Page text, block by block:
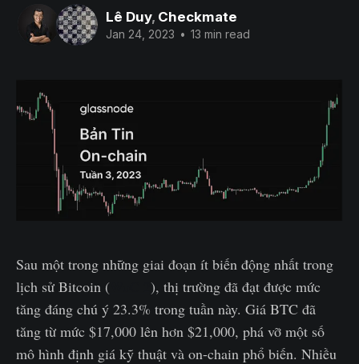
Lê Duy, Checkmate
Jan 24, 2023 • 13 min read
Sau một trong những giai đoạn ít biến động nhất trong
lịch sử Bitcoin (
), thị trường đã đạt được mức
tăng đáng chú ý 23.3% trong tuần này. Giá BTC đã
tăng từ mức $17,000 lên hơn $21,000, phá vỡ một số
mô hình định giá kỹ thuật và on-chain phổ biến. Nhiều